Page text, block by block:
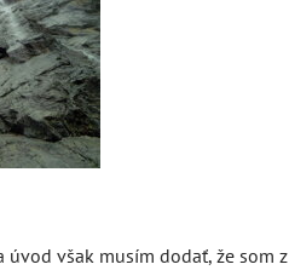
úvod však musím dodať, že som z